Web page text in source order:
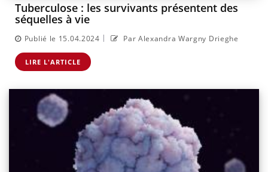
Tuberculose : les survivants présentent des
séquelles à vie
Publié le 15.04.2024 | Par Alexandra Wargny Drieghe
LIRE L'ARTICLE